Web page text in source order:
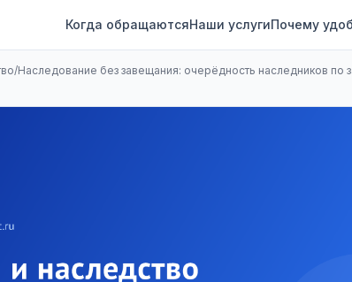
Когда обращаютсяНаши услугиПочему
/Наследование без завещания: очерёдность наследников по